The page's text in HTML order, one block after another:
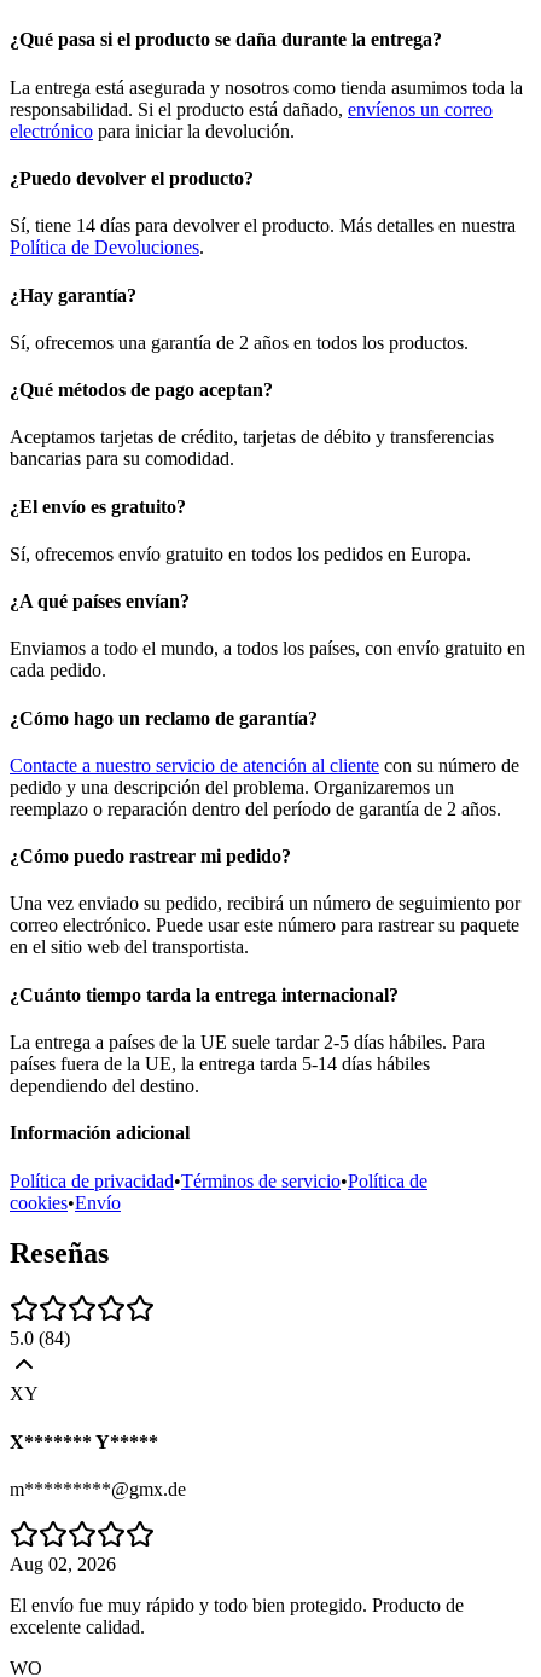
¿Qué pasa si el producto se daña durante la entrega?
La entrega está asegurada y nosotros como tienda asumimos toda la
responsabilidad. Si el producto está dañado, envíenos un correo
electrónico para iniciar la devolución.
¿Puedo devolver el producto?
Sí, tiene 14 días para devolver el producto. Más detalles en nuestra
Política de Devoluciones.
¿Hay garantía?
Sí, ofrecemos una garantía de 2 años en todos los productos.
¿Qué métodos de pago aceptan?
Aceptamos tarjetas de crédito, tarjetas de débito y transferencias
bancarias para su comodidad.
¿El envío es gratuito?
Sí, ofrecemos envío gratuito en todos los pedidos en Europa.
¿A qué países envían?
Enviamos a todo el mundo, a todos los países, con envío gratuito en
cada pedido.
¿Cómo hago un reclamo de garantía?
Contacte a nuestro servicio de atención al cliente con su número de
pedido y una descripción del problema. Organizaremos un
reemplazo o reparación dentro del período de garantía de 2 años.
¿Cómo puedo rastrear mi pedido?
Una vez enviado su pedido, recibirá un número de seguimiento por
correo electrónico. Puede usar este número para rastrear su paquete
en el sitio web del transportista.
¿Cuánto tiempo tarda la entrega internacional?
La entrega a países de la UE suele tardar 2-5 días hábiles. Para
países fuera de la UE, la entrega tarda 5-14 días hábiles
dependiendo del destino.
Información adicional
Política de privacidad•Términos de servicio•Política de
cookies•Envío
Reseñas
5.0 (84)
XY
X******* Y*****
m*********@gmx.de
Aug 02, 2026
El envío fue muy rápido y todo bien protegido. Producto de
excelente calidad.
WO